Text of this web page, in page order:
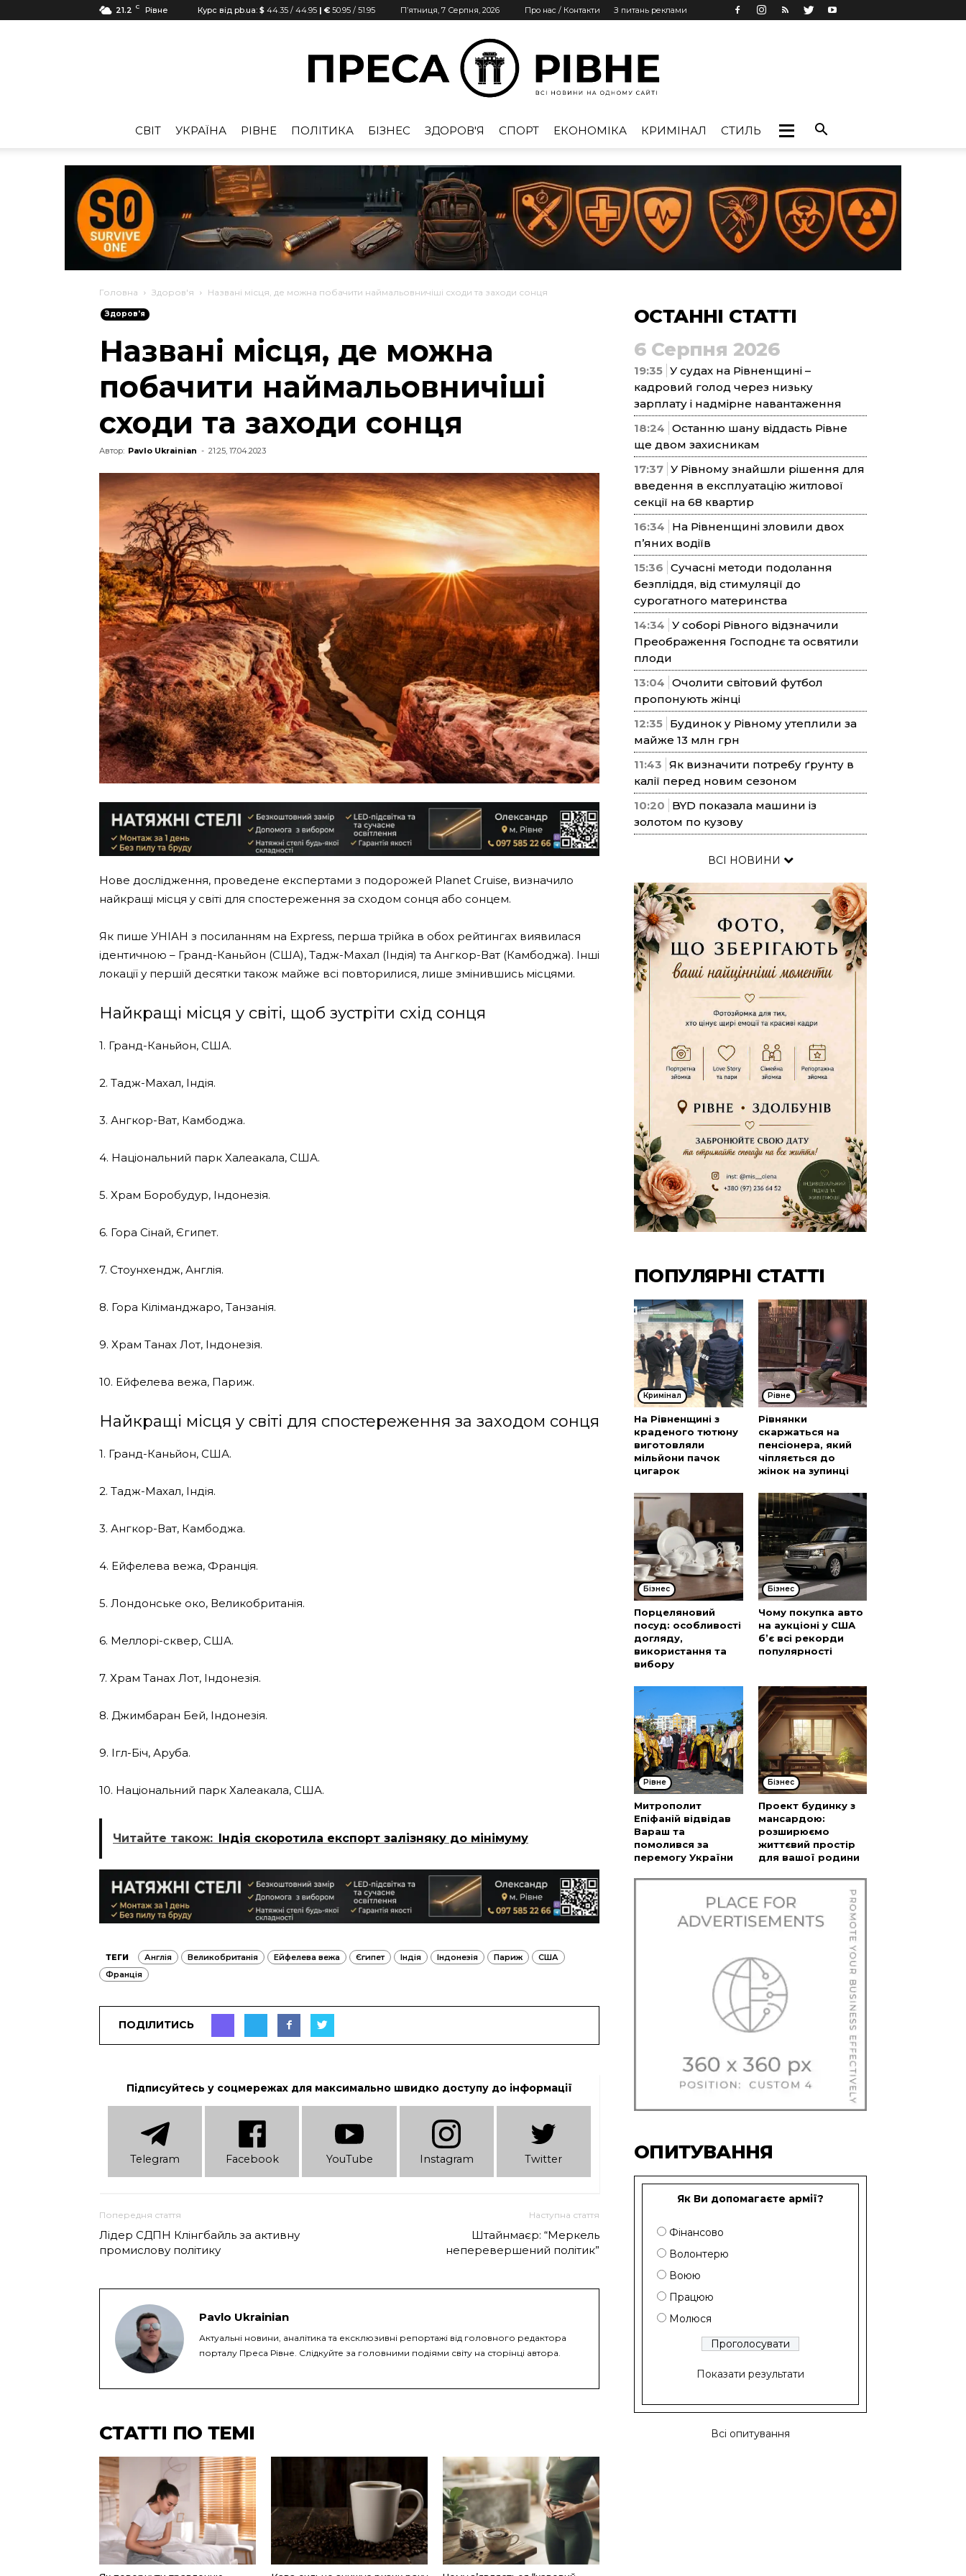
21.2 C Рівне Курс від pb.ua: $ 44.35 / 44.95 | € 50.95 / 51.95 П’ятниця, 7 Серпня, 2026 Про нас / Контакти З питань реклами
Рівне
CВІТ УКРАЇНА РІВНЕ ПОЛІТИКА БІЗНЕС ЗДОРОВ'Я СПОРТ ЕКОНОМІКА КРИМІНАЛ СТИЛЬ
Головна Здоров'я Названі місця, де можна побачити наймальовничіші сходи та заходи сонця
Здоров'я
Названі місця, де можна
побачити наймальовничіші
сходи та заходи сонця
Автор: Pavlo Ukrainian - 21:25, 17.04.2023
Нове дослідження, проведене експертами з подорожей Planet Cruise, визначило
найкращі місця у світі для спостереження за сходом сонця або сонцем.
Як пише УНІАН з посиланням на Express, перша трійка в обох рейтингах виявилася
ідентичною – Гранд-Каньйон (США), Тадж-Махал (Індія) та Ангкор-Ват (Камбоджа). Інші
локації у першій десятки також майже всі повторилися, лише змінившись місцями.
Найкращі місця у світі, щоб зустріти схід сонця
1. Гранд-Каньйон, США.
2. Тадж-Махал, Індія.
3. Ангкор-Ват, Камбоджа.
4. Національний парк Халеакала, США.
5. Храм Боробудур, Індонезія.
6. Гора Сінай, Єгипет.
7. Стоунхендж, Англія.
8. Гора Кіліманджаро, Танзанія.
9. Храм Танах Лот, Індонезія.
10. Ейфелева вежа, Париж.
Найкращі місця у світі для спостереження за заходом сонця
1. Гранд-Каньйон, США.
2. Тадж-Махал, Індія.
3. Ангкор-Ват, Камбоджа.
4. Ейфелева вежа, Франція.
5. Лондонське око, Великобританія.
6. Меллорі-сквер, США.
7. Храм Танах Лот, Індонезія.
8. Джимбаран Бей, Індонезія.
9. Ігл-Біч, Аруба.
10. Національний парк Халеакала, США.
Читайте також: Індія скоротила експорт залізняку до мінімуму
ТЕГИ Англія Великобританія Ейфелева вежа Єгипет Індія Індонезія Париж
США
Франція
ПОДІЛИТИСЬ
Підписуйтесь у соцмережах для максимально швидко доступу до інформації
Telеgram Facebook YouTube Instagram Twitter
Попередня стаття
Лідер СДПН Клінгбайль за активну
промислову політику
Наступна стаття
Штайнмаєр: “Меркель
неперевершений політик”
Pavlo Ukrainian
Актуальні новини, аналітика та ексклюзивні репортажі від головного редактора
порталу Преса Рівне. Слідкуйте за головними подіями світу на сторінці автора.
СТАТТІ ПО ТЕМІ
ОСТАННІ СТАТТІ
6 Серпня 2026
19:35 У судах на Рівненщині –
кадровий голод через низьку
зарплату і надмірне навантаження
18:24 Останню шану віддасть Рівне
ще двом захисникам
17:37 У Рівному знайшли рішення для
введення в експлуатацію житлової
секції на 68 квартир
16:34
На Рівненщині зловили двох
п’яних водіїв
15:36 Сучасні методи подолання
безпліддя, від стимуляції до
сурогатного материнства
14:34 У соборі Рівного відзначили
Преображення Господнє та освятили
плоди
13:04 Очолити світовий футбол
пропонують жінці
12:35 Будинок у Рівному утеплили за
майже 13 млн грн
11:43 Як визначити потребу ґрунту в
калії перед новим сезоном
10:20
BYD показала машини із
золотом по кузову
ВСІ НОВИНИ
ПОПУЛЯРНІ СТАТТІ
Кримінал
На Рівненщині з
краденого тютюну
виготовляли
мільйони пачок
цигарок
Рівне
Рівнянки
скаржаться на
пенсіонера, який
чіпляється до
жінок на зупинці
Бізнес
Порцеляновий
посуд: особливості
догляду,
використання та
вибору
Бізнес
Чому покупка авто
на аукціоні у США
б’є всі рекорди
популярності
Рівне
Митрополит
Епіфаній відвідав
Вараш та
помолився за
перемогу України
Бізнес
Проект будинку з
мансардою:
розширюємо
життєвий простір
для вашої родини
ОПИТУВАННЯ
Як Ви допомагаєте армії?
Фінансово
Волонтерю
Воюю
Працюю
Молюся
Показати результати
Всі опитування